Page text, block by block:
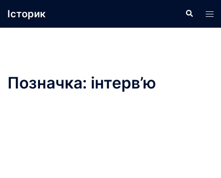
доІсторик Пошук
Позначка: інтерв’ю